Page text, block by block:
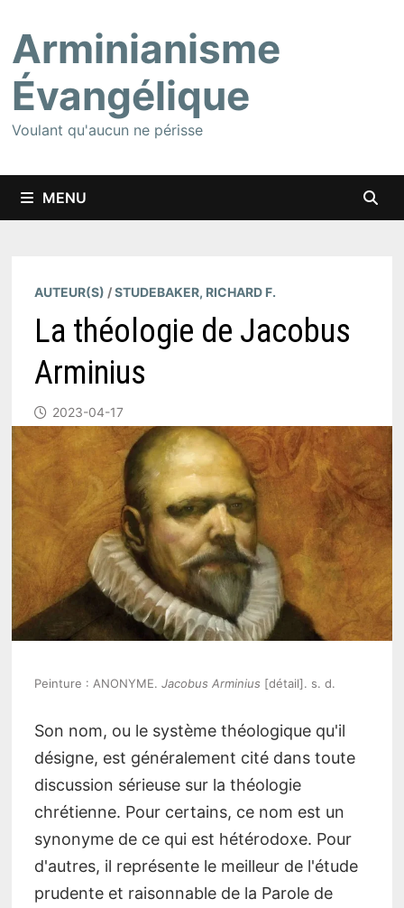
contenu
Arminianisme
Évangélique
Voulant qu'aucun ne périsse
MENU
AUTEUR(S) /STUDEBAKER, RICHARD F.
La théologie de Jacobus
Arminius
2023-04-17
Peinture : ANONYME. Jacobus Arminius [détail]. s. d.
Son nom, ou le système théologique qu'il
désigne, est généralement cité dans toute
discussion sérieuse sur la théologie
chrétienne. Pour certains, ce nom est un
synonyme de ce qui est hétérodoxe. Pour
d'autres, il représente le meilleur de l'étude
prudente et raisonnable de la Parole de